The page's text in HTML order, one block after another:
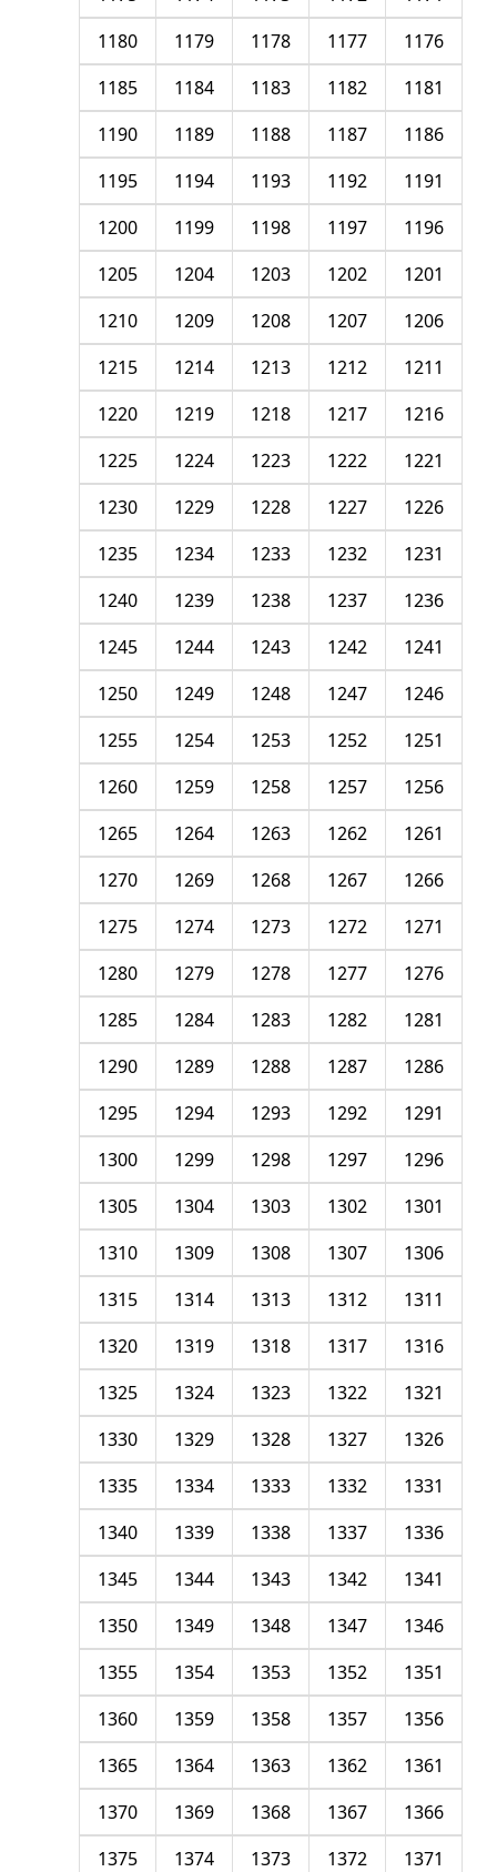
1176
1177
1178
1179
1180
1181
1182
1183
1184
1185
1186
1187
1188
1189
1190
1191
1192
1193
1194
1195
1196
1197
1198
1199
1200
1201
1202
1203
1204
1205
1206
1207
1208
1209
1210
1211
1212
1213
1214
1215
1216
1217
1218
1219
1220
1221
1222
1223
1224
1225
1226
1227
1228
1229
1230
1231
1232
1233
1234
1235
1236
1237
1238
1239
1240
1241
1242
1243
1244
1245
1246
1247
1248
1249
1250
1251
1252
1253
1254
1255
1256
1257
1258
1259
1260
1261
1262
1263
1264
1265
1266
1267
1268
1269
1270
1271
1272
1273
1274
1275
1276
1277
1278
1279
1280
1281
1282
1283
1284
1285
1286
1287
1288
1289
1290
1291
1292
1293
1294
1295
1296
1297
1298
1299
1300
1301
1302
1303
1304
1305
1306
1307
1308
1309
1310
1311
1312
1313
1314
1315
1316
1317
1318
1319
1320
1321
1322
1323
1324
1325
1326
1327
1328
1329
1330
1331
1332
1333
1334
1335
1336
1337
1338
1339
1340
1341
1342
1343
1344
1345
1346
1347
1348
1349
1350
1351
1352
1353
1354
1355
1356
1357
1358
1359
1360
1361
1362
1363
1364
1365
1366
1367
1368
1369
1370
1371
1372
1373
1374
1375